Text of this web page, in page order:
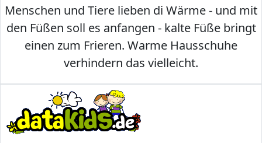
Menschen und Tiere lieben di Wärme - und mit
den Füßen soll es anfangen - kalte Füße bringt
einen zum Frieren. Warme Hausschuhe
verhindern das vielleicht.